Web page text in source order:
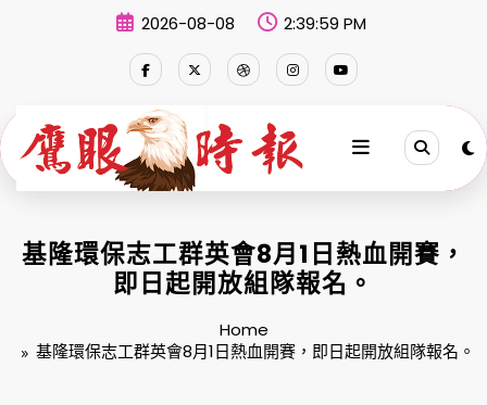
2026-08-08 2:40:00 PM
基隆環保志工群英會8月1日熱血開賽，
即日起開放組隊報名。
Home
基隆環保志工群英會8月1日熱血開賽，即日起開放組隊報名。